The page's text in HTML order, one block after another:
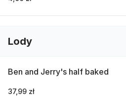
Lody
Ben and Jerry's half baked
37,99 zł